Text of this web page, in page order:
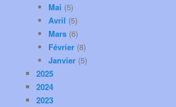
Mai (5)
Avril (5)
Mars (6)
Février (8)
Janvier (5)
2025
2024
2023